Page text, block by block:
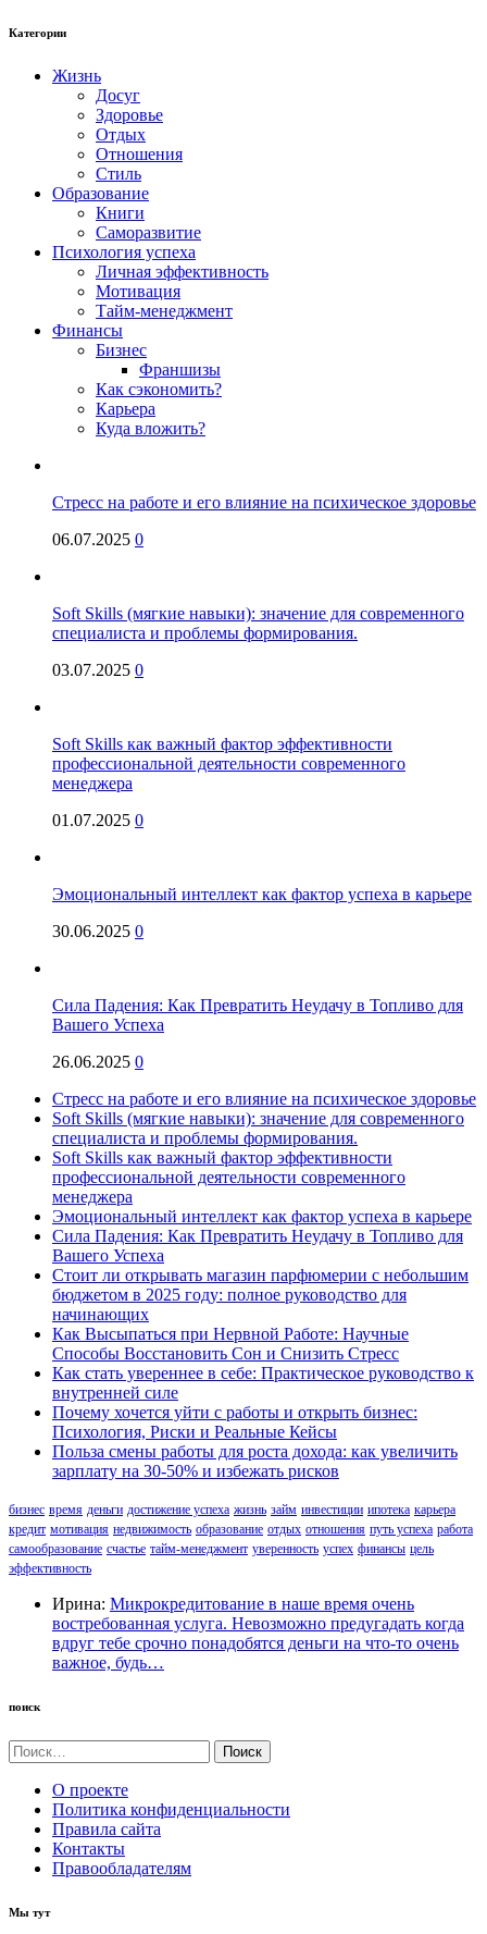
Категории
Жизнь
Досуг
Здоровье
Отдых
Отношения
Стиль
Образование
Книги
Саморазвитие
Психология успеха
Личная эффективность
Мотивация
Тайм-менеджмент
Финансы
Бизнес
Франшизы
Как сэкономить?
Карьера
Куда вложить?
Стресс на работе и его влияние на психическое здоровье
06.07.2025 0
Soft Skills (мягкие навыки): значение для современного
специалиста и проблемы формирования.
03.07.2025 0
Soft Skills как важный фактор эффективности
профессиональной деятельности современного
менеджера
01.07.2025 0
Эмоциональный интеллект как фактор успеха в карьере
30.06.2025 0
Сила Падения: Как Превратить Неудачу в Топливо для
Вашего Успеха
26.06.2025 0
Стресс на работе и его влияние на психическое здоровье
Soft Skills (мягкие навыки): значение для современного
специалиста и проблемы формирования.
Soft Skills как важный фактор эффективности
профессиональной деятельности современного
менеджера
Эмоциональный интеллект как фактор успеха в карьере
Сила Падения: Как Превратить Неудачу в Топливо для
Вашего Успеха
Стоит ли открывать магазин парфюмерии с небольшим
бюджетом в 2025 году: полное руководство для
начинающих
Как Высыпаться при Нервной Работе: Научные
Способы Восстановить Сон и Снизить Стресс
Как стать увереннее в себе: Практическое руководство к
внутренней силе
Почему хочется уйти с работы и открыть бизнес:
Психология, Риски и Реальные Кейсы
Польза смены работы для роста дохода: как увеличить
зарплату на 30-50% и избежать рисков
бизнес время деньги достижение успеха жизнь займ инвестиции ипотека карьера
кредит мотивация недвижимость образование отдых отношения путь успеха работа
самообразование счастье тайм-менеджмент уверенность успех финансы цель
эффективность
Ирина: Микрокредитование в наше время очень
востребованная услуга. Невозможно предугадать когда
вдруг тебе срочно понадобятся деньги на что-то очень
важное, будь…
поиск
Найти:
О проекте
Политика конфиденциальности
Правила сайта
Контакты
Правообладателям
Мы тут